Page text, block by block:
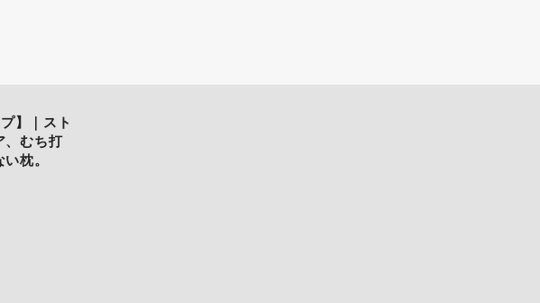
】｜スト
、むち打
枕。